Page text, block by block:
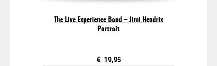
C
o
e
The Live Experience Band – Jimi Hendrix
Portrait
€ 19,95